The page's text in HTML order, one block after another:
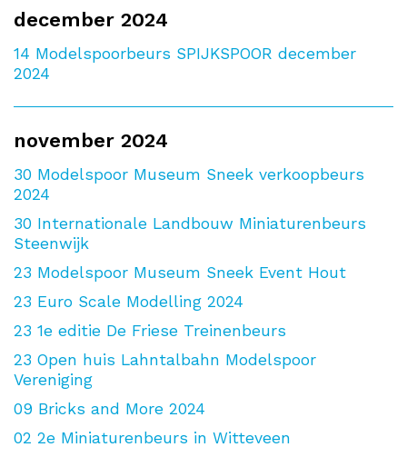
december 2024
14 Modelspoorbeurs SPIJKSPOOR december
2024
november 2024
30 Modelspoor Museum Sneek verkoopbeurs
2024
30 Internationale Landbouw Miniaturenbeurs
Steenwijk
23 Modelspoor Museum Sneek Event Hout
23 Euro Scale Modelling 2024
23 1e editie De Friese Treinenbeurs
23 Open huis Lahntalbahn Modelspoor
Vereniging
09 Bricks and More 2024
02 2e Miniaturenbeurs in Witteveen